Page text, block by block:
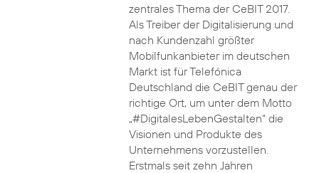
zentrales Thema der CeBIT 2017.
Als Treiber der Digitalisierung und
nach Kundenzahl größter
Mobilfunkanbieter im deutschen
Markt ist für Telefónica
Deutschland die CeBIT genau der
richtige Ort, um unter dem Motto
„#DigitalesLebenGestalten“ die
Visionen und Produkte des
Unternehmens vorzustellen.
Erstmals seit zehn Jahren